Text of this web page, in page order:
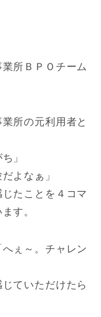
所ＢＰＯチーム
所の元利用者と
」
よなぁ」
たことを４コマ
す。
ぇ～。チャレン
ていただけたら